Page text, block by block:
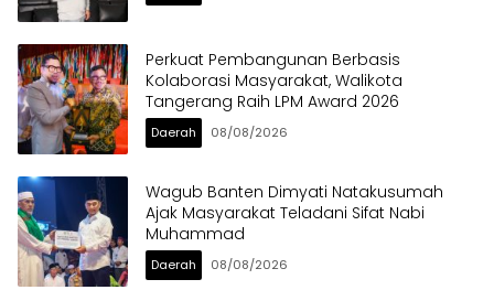
Perkuat Pembangunan Berbasis
Kolaborasi Masyarakat, Walikota
Tangerang Raih LPM Award 2026
Daerah 08/08/2026
Wagub Banten Dimyati Natakusumah
Ajak Masyarakat Teladani Sifat Nabi
Muhammad
Daerah 08/08/2026